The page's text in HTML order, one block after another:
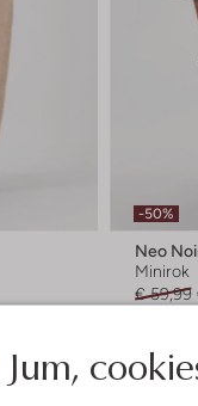
Jum,
-50%
Neo
Minirok
€ 59,99